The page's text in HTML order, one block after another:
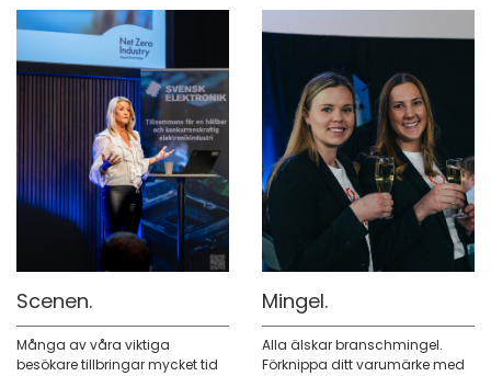
Mingel.
Alla älskar branschmingel.
Förknippa ditt varumärke med
Scenen.
Många av våra viktiga
besökare tillbringar mycket tid